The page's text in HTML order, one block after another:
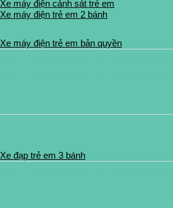
Xe máy điện cảnh sát trẻ em
Xe máy điện trẻ em 2 bánh
Xe máy điện trẻ em bản quyền
Xe đạp trẻ em 3 bánh